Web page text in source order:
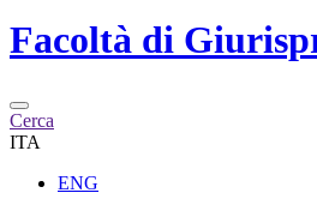
Facoltà di
Cerca
ITA
ENG